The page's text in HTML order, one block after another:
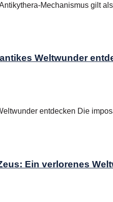
Mechanismus gilt
Weltwunder
entdecken Die
Ein verlorenes